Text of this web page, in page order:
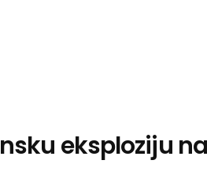
eksploziju na